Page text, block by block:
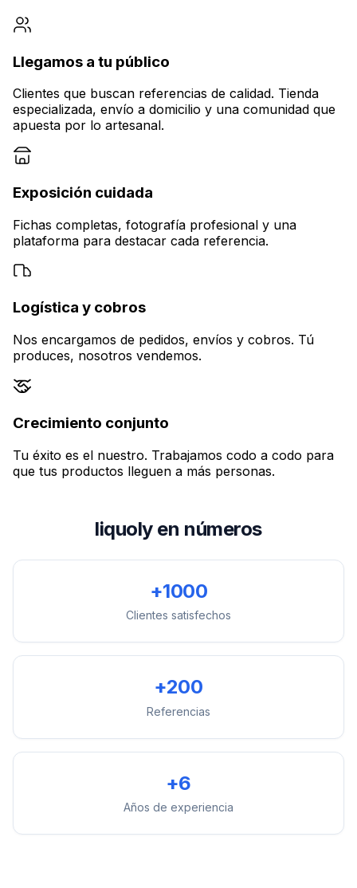
Llegamos a tu público
Clientes que buscan referencias de calidad. Tienda
especializada, envío a domicilio y una comunidad que
apuesta por lo artesanal.
Exposición cuidada
Fichas completas, fotografía profesional y una
plataforma para destacar cada referencia.
Logística y cobros
Nos encargamos de pedidos, envíos y cobros. Tú
produces, nosotros vendemos.
Crecimiento conjunto
Tu éxito es el nuestro. Trabajamos codo a codo para
que tus productos lleguen a más personas.
liquoly en números
+1000
Clientes satisfechos
+200
Referencias
+6
Años de experiencia